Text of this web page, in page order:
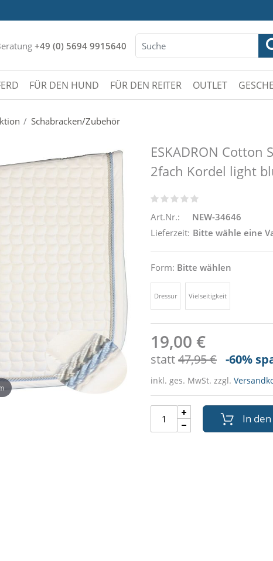
+49 (0) 5694 9915640
FÜR DEN HUND FÜR DEN REITER OUTLET
Schabracken/Zubehör
ESKADRON Cotton
2fach Kordel light
Art.Nr.:
NEW-34646
Lieferzeit: Bitte wähle eine
Form: Bitte wählen
Dressur Vielseitigkeit
19,00 €
statt47,95 € -60%
inkl. ges. MwSt. zzgl.
In